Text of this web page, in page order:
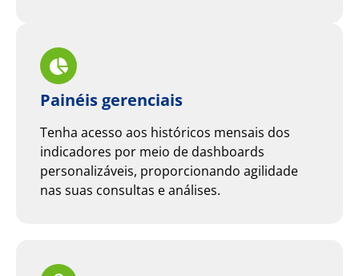
Painéis gerenciais
Tenha acesso aos históricos mensais dos
indicadores por meio de dashboards
personalizáveis, proporcionando agilidade
nas suas consultas e análises.